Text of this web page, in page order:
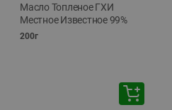
Масло Топленое ГХИ
Местное Известное 99%
200г